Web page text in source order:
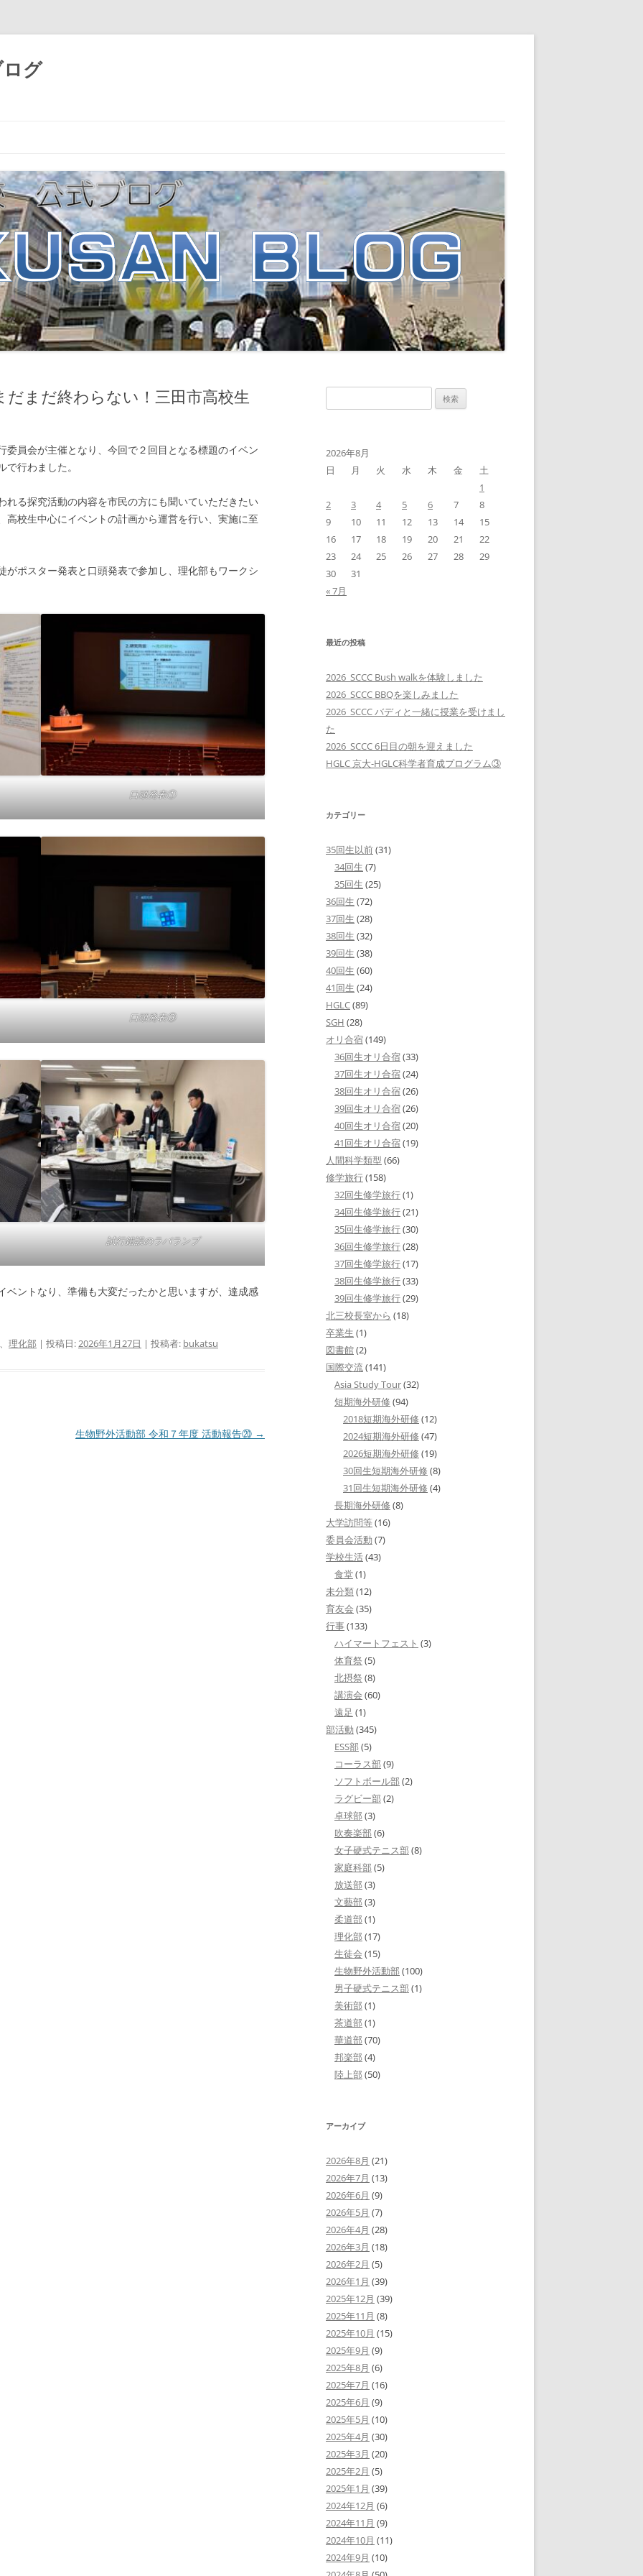
グ
へ
ス
キ
ッ
プ
まだ終わらない！三田市高校生
員会が主催となり、今回で２回目となる標題のイベン
行わました。
る探究活動の内容を市民の方にも聞いていただきたい
高校生中心にイベントの計画から運営を行い、実施に至
ポスター発表と口頭発表で参加し、理化部もワークシ
口頭発表①
口頭発表③
試行錯誤のラバランプ
ントなり、準備も大変だったかと思いますが、達成感
、 理化部 | 投稿日:2026年1月27日 | 投稿者: bukatsu
生物野外活動部 令和７年度 活動報告⑳ →
索:
2026年8月
日
月 火 水 木 金
土
1
2
3 4 5 6 7
8
9
10 11 12 13 14
15
16
17 18 19 20 21
22
23
24 25 26 27 28
29
30
31
« 7月
最近の投稿
2026_SCCC Bush walkを体験しました
2026_SCCC BBQを楽しみました
2026_SCCC バディと一緒に授業を受けまし
た
2026_SCCC 6日目の朝を迎えました
HGLC 京大-HGLC科学者育成プログラム③
カテゴリー
35回生以前(31)
34回生 (7)
35回生 (25)
36回生 (72)
37回生 (28)
38回生 (32)
39回生 (38)
40回生 (60)
41回生 (24)
HGLC(89)
SGH (28)
オリ合宿(149)
36回生オリ合宿(33)
37回生オリ合宿(24)
38回生オリ合宿(26)
39回生オリ合宿(26)
40回生オリ合宿(20)
41回生オリ合宿(19)
人間科学類型 (66)
修学旅行(158)
32回生修学旅行(1)
34回生修学旅行(21)
35回生修学旅行(30)
36回生修学旅行(28)
37回生修学旅行(17)
38回生修学旅行(33)
39回生修学旅行(29)
北三校長室から (18)
卒業生 (1)
図書館(2)
国際交流(141)
Asia Study Tour(32)
短期海外研修 (94)
2018短期海外研修 (12)
2024短期海外研修 (47)
2026短期海外研修 (19)
30回生短期海外研修 (8)
31回生短期海外研修 (4)
長期海外研修 (8)
大学訪問等(16)
委員会活動 (7)
学校生活(43)
食堂(1)
未分類(12)
育友会 (35)
行事(133)
ハイマートフェスト (3)
体育祭 (5)
北摂祭 (8)
講演会 (60)
遠足 (1)
部活動 (345)
ESS部 (5)
コーラス部 (9)
ソフトボール部 (2)
ラグビー部 (2)
卓球部 (3)
吹奏楽部 (6)
女子硬式テニス部 (8)
家庭科部 (5)
放送部 (3)
文藝部 (3)
柔道部 (1)
理化部 (17)
生徒会 (15)
生物野外活動部 (100)
男子硬式テニス部 (1)
美術部 (1)
茶道部 (1)
華道部 (70)
邦楽部 (4)
陸上部 (50)
アーカイブ
2026年8月 (21)
2026年7月 (13)
2026年6月 (9)
2026年5月 (7)
2026年4月 (28)
2026年3月 (18)
2026年2月 (5)
2026年1月 (39)
2025年12月 (39)
2025年11月 (8)
2025年10月 (15)
2025年9月 (9)
2025年8月 (6)
2025年7月 (16)
2025年6月 (9)
2025年5月 (10)
2025年4月 (30)
2025年3月 (20)
2025年2月 (5)
2025年1月 (39)
2024年12月 (6)
2024年11月 (9)
2024年10月 (11)
2024年9月 (10)